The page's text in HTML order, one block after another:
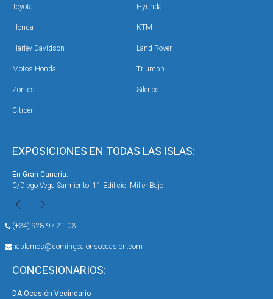
EXPOSICIONES EN TODAS LAS ISLAS:
En Gran Canaria:
C/Diego Vega Sarmiento, 11 Edificio, Miller Bajo
(+34) 928 97 21 03
hablamos@domingoalonsoocasion.com
CONCESIONARIOS:
DA Ocasión Vecindario
Toyota Hyundai
Honda KTM
Harley Davidson Land Rover
Motos Honda Triumph
Zontes Silence
Citroën